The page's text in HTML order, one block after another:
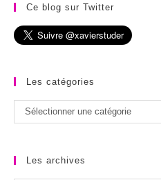
Ce blog sur Twitter
Les catégories
Les
catégories
Sélectionner une catégorie
Les archives